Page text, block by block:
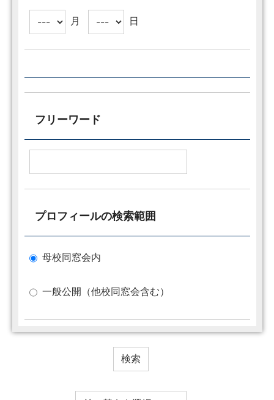
月 日
フリーワード
プロフィールの検索範囲
母校同窓会内
一般公開（他校同窓会含む）